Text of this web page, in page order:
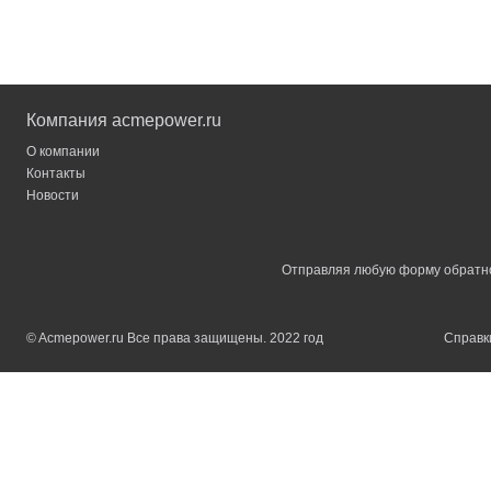
Компания acmepower.ru
О компании
Контакты
Новости
Отправляя любую форму
© Acmepower.ru Все права защищены. 2022 год